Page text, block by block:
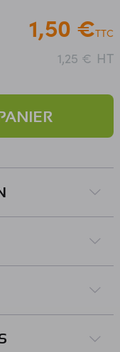
1,50 €TTC
1,25 € HT